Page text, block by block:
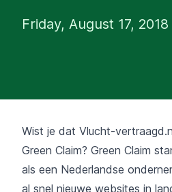
Friday, August 17, 2018
Wist je dat Vlucht-
Green Claim? Green Claim
als een Nederlandse
al snel nieuwe websites in